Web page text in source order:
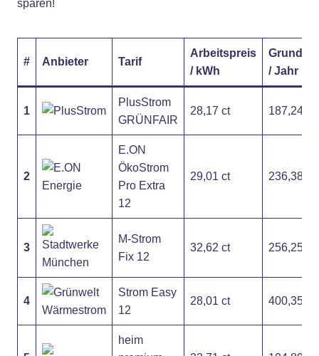
sparen!
# Anbieter Tarif
Arbeitspreis
/ kWh
/ Jahr
1
PlusStrom
GRÜNFAIR
28,17 ct 187,24 €
2
E.ON
ÖkoStrom
Pro Extra
12
29,01 ct 236,38 €
3
M-Strom
Fix 12
32,62 ct 256,25 €
4
Strom Easy
12
28,01 ct 400,35 €
heim